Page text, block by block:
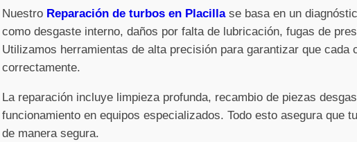
Nuestro Reparación de turbos en Placillase basa en un
como desgaste interno, daños por falta de lubricación, fugas de
Utilizamos herramientas de alta precisión para garantizar que cada
correctamente.
La reparación incluye limpieza profunda, recambio de piezas
funcionamiento en equipos especializados. Todo esto asegura que
de manera segura.